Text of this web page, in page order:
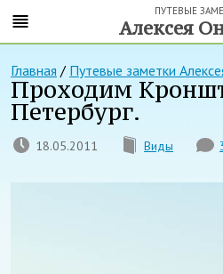
ПУТЕВЫЕ
Алексея
Главная / Путевые заметки
Проходим
Петербург.
18.05.2011 Виды